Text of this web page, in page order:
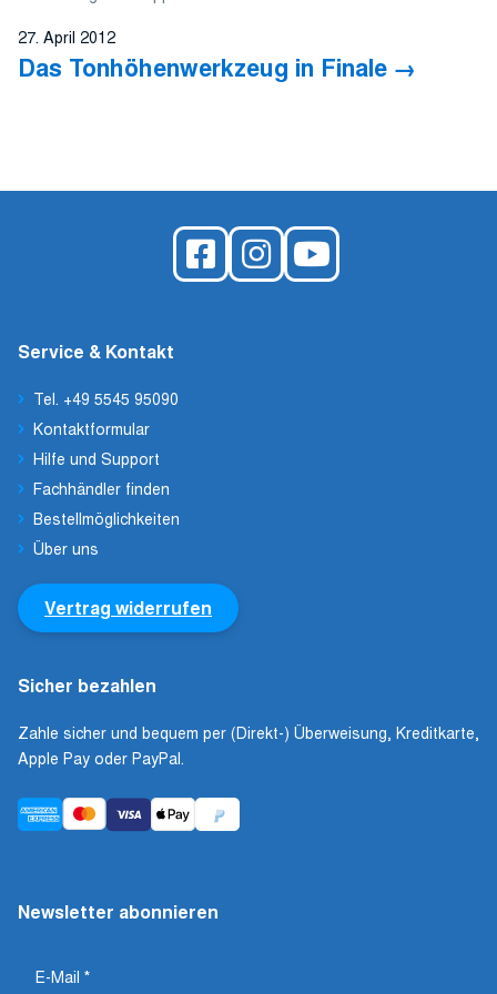
27. April 2012
Das Tonhöhenwerkzeug in Finale
Service & Kontakt
Tel. +49 5545 95090
Kontaktformular
Hilfe und Support
Fachhändler finden
Bestellmöglichkeiten
Über uns
Vertrag widerrufen
Sicher bezahlen
Zahle sicher und bequem per (Direkt-) Überweisung, Kreditkarte,
Apple Pay oder PayPal.
Newsletter abonnieren
E-Mail *